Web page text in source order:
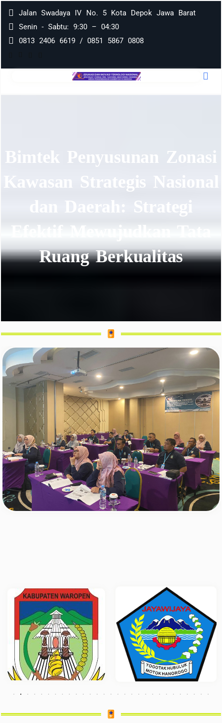
Jalan Swadaya IV No. 5 Kota Depok Jawa Barat
Senin - Sabtu: 9:30 – 04:30
0813 2406 6619 / 0851 5867 0808
Bimtek Penyusunan Zonasi
Kawasan Strategis Nasional
dan Daerah: Strategi
Ruang Berkualitas